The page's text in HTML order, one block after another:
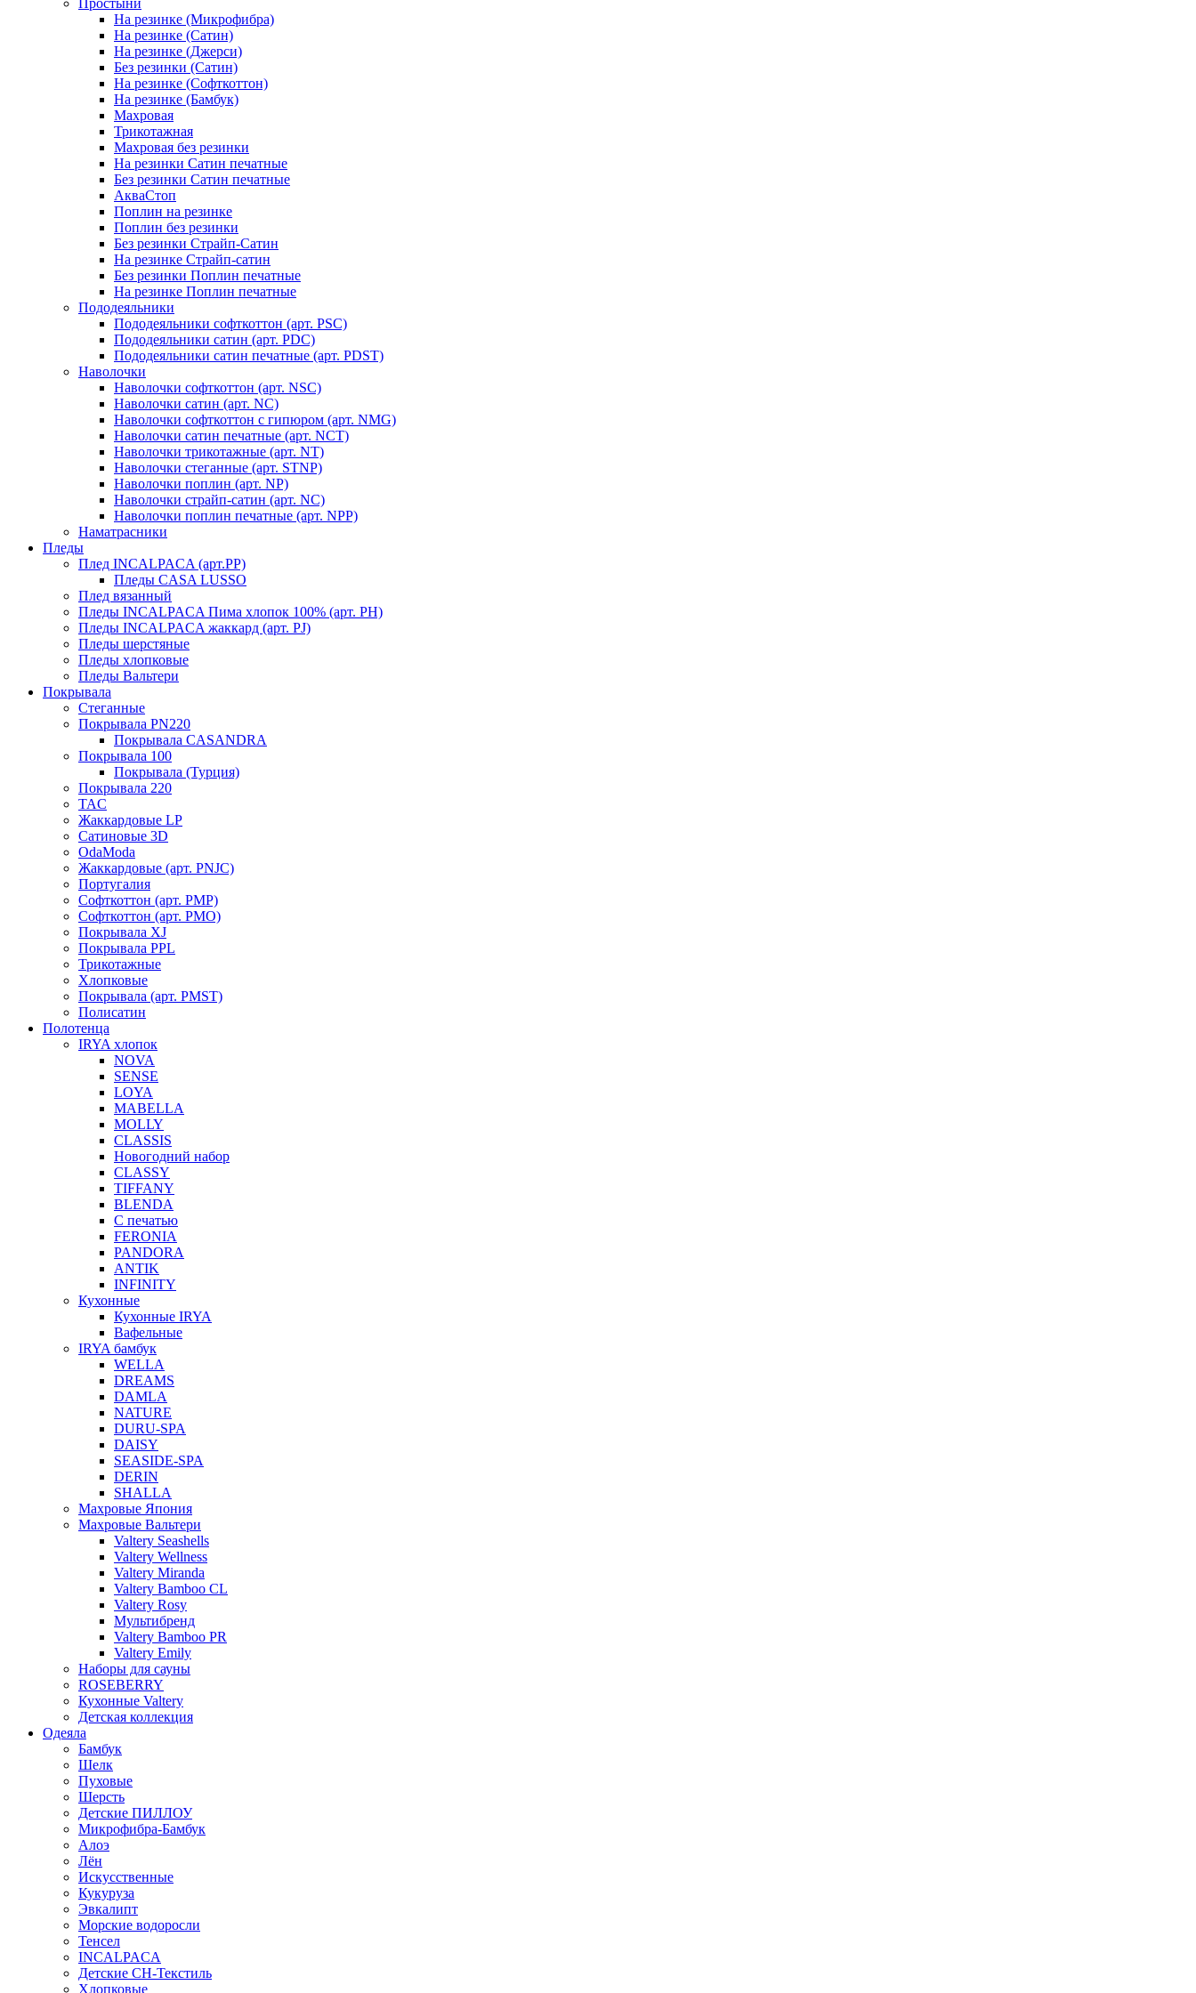
Простыни
На резинке (Микрофибра)
На резинке (Сатин)
На резинке (Джерси)
Без резинки (Сатин)
На резинке (Софткоттон)
На резинке (Бамбук)
Махровая
Трикотажная
Махровая без резинки
На резинки Сатин печатные
Без резинки Сатин печатные
АкваСтоп
Поплин на резинке
Поплин без резинки
Без резинки Страйп-Сатин
На резинке Страйп-сатин
Без резинки Поплин печатные
На резинке Поплин печатные
Пододеяльники
Пододеяльники софткоттон (арт. PSC)
Пододеяльники сатин (арт. PDC)
Пододеяльники сатин печатные (арт. PDST)
Наволочки
Наволочки софткоттон (арт. NSC)
Наволочки сатин (арт. NC)
Наволочки софткоттон с гипюром (арт. NMG)
Наволочки сатин печатные (арт. NCT)
Наволочки трикотажные (арт. NT)
Наволочки стеганные (арт. STNP)
Наволочки поплин (арт. NP)
Наволочки страйп-сатин (арт. NC)
Наволочки поплин печатные (арт. NPP)
Наматрасники
Пледы
Плед INCALPACA (арт.PP)
Пледы CASA LUSSO
Плед вязанный
Пледы INCALPACA Пима хлопок 100% (арт. PH)
Пледы INCALPACA жаккард (арт. PJ)
Пледы шерстяные
Пледы хлопковые
Пледы Вальтери
Покрывала
Стеганные
Покрывала PN220
Покрывала CASANDRA
Покрывала 100
Покрывала (Турция)
Покрывала 220
TAC
Жаккардовые LP
Сатиновые 3D
OdaModa
Жаккардовые (арт. PNJC)
Португалия
Софткоттон (арт. PMP)
Софткоттон (арт. PMO)
Покрывала XJ
Покрывала PPL
Трикотажные
Хлопковые
Покрывала (арт. PMST)
Полисатин
Полотенца
IRYA хлопок
NOVA
SENSE
LOYA
MABELLA
MOLLY
CLASSIS
Новогодний набор
CLASSY
TIFFANY
BLENDA
С печатью
FERONIA
PANDORA
ANTIK
INFINITY
Кухонные
Кухонные IRYA
Вафельные
IRYA бамбук
WELLA
DREAMS
DAMLA
NATURE
DURU-SPA
DAISY
SEASIDE-SPA
DERIN
SHALLA
Махровые Япония
Махровые Вальтери
Valtery Seashells
Valtery Wellness
Valtery Miranda
Valtery Bamboo CL
Valtery Rosy
Мультибренд
Valtery Bamboo PR
Valtery Emily
Наборы для сауны
ROSEBERRY
Кухонные Valtery
Детская коллекция
Одеяла
Бамбук
Шелк
Пуховые
Шерсть
Детские ПИЛЛОУ
Микрофибра-Бамбук
Алоэ
Лён
Искусственные
Кукуруза
Эвкалипт
Морские водоросли
Тенсел
INCALPACA
Детские СН-Текстиль
Хлопковые